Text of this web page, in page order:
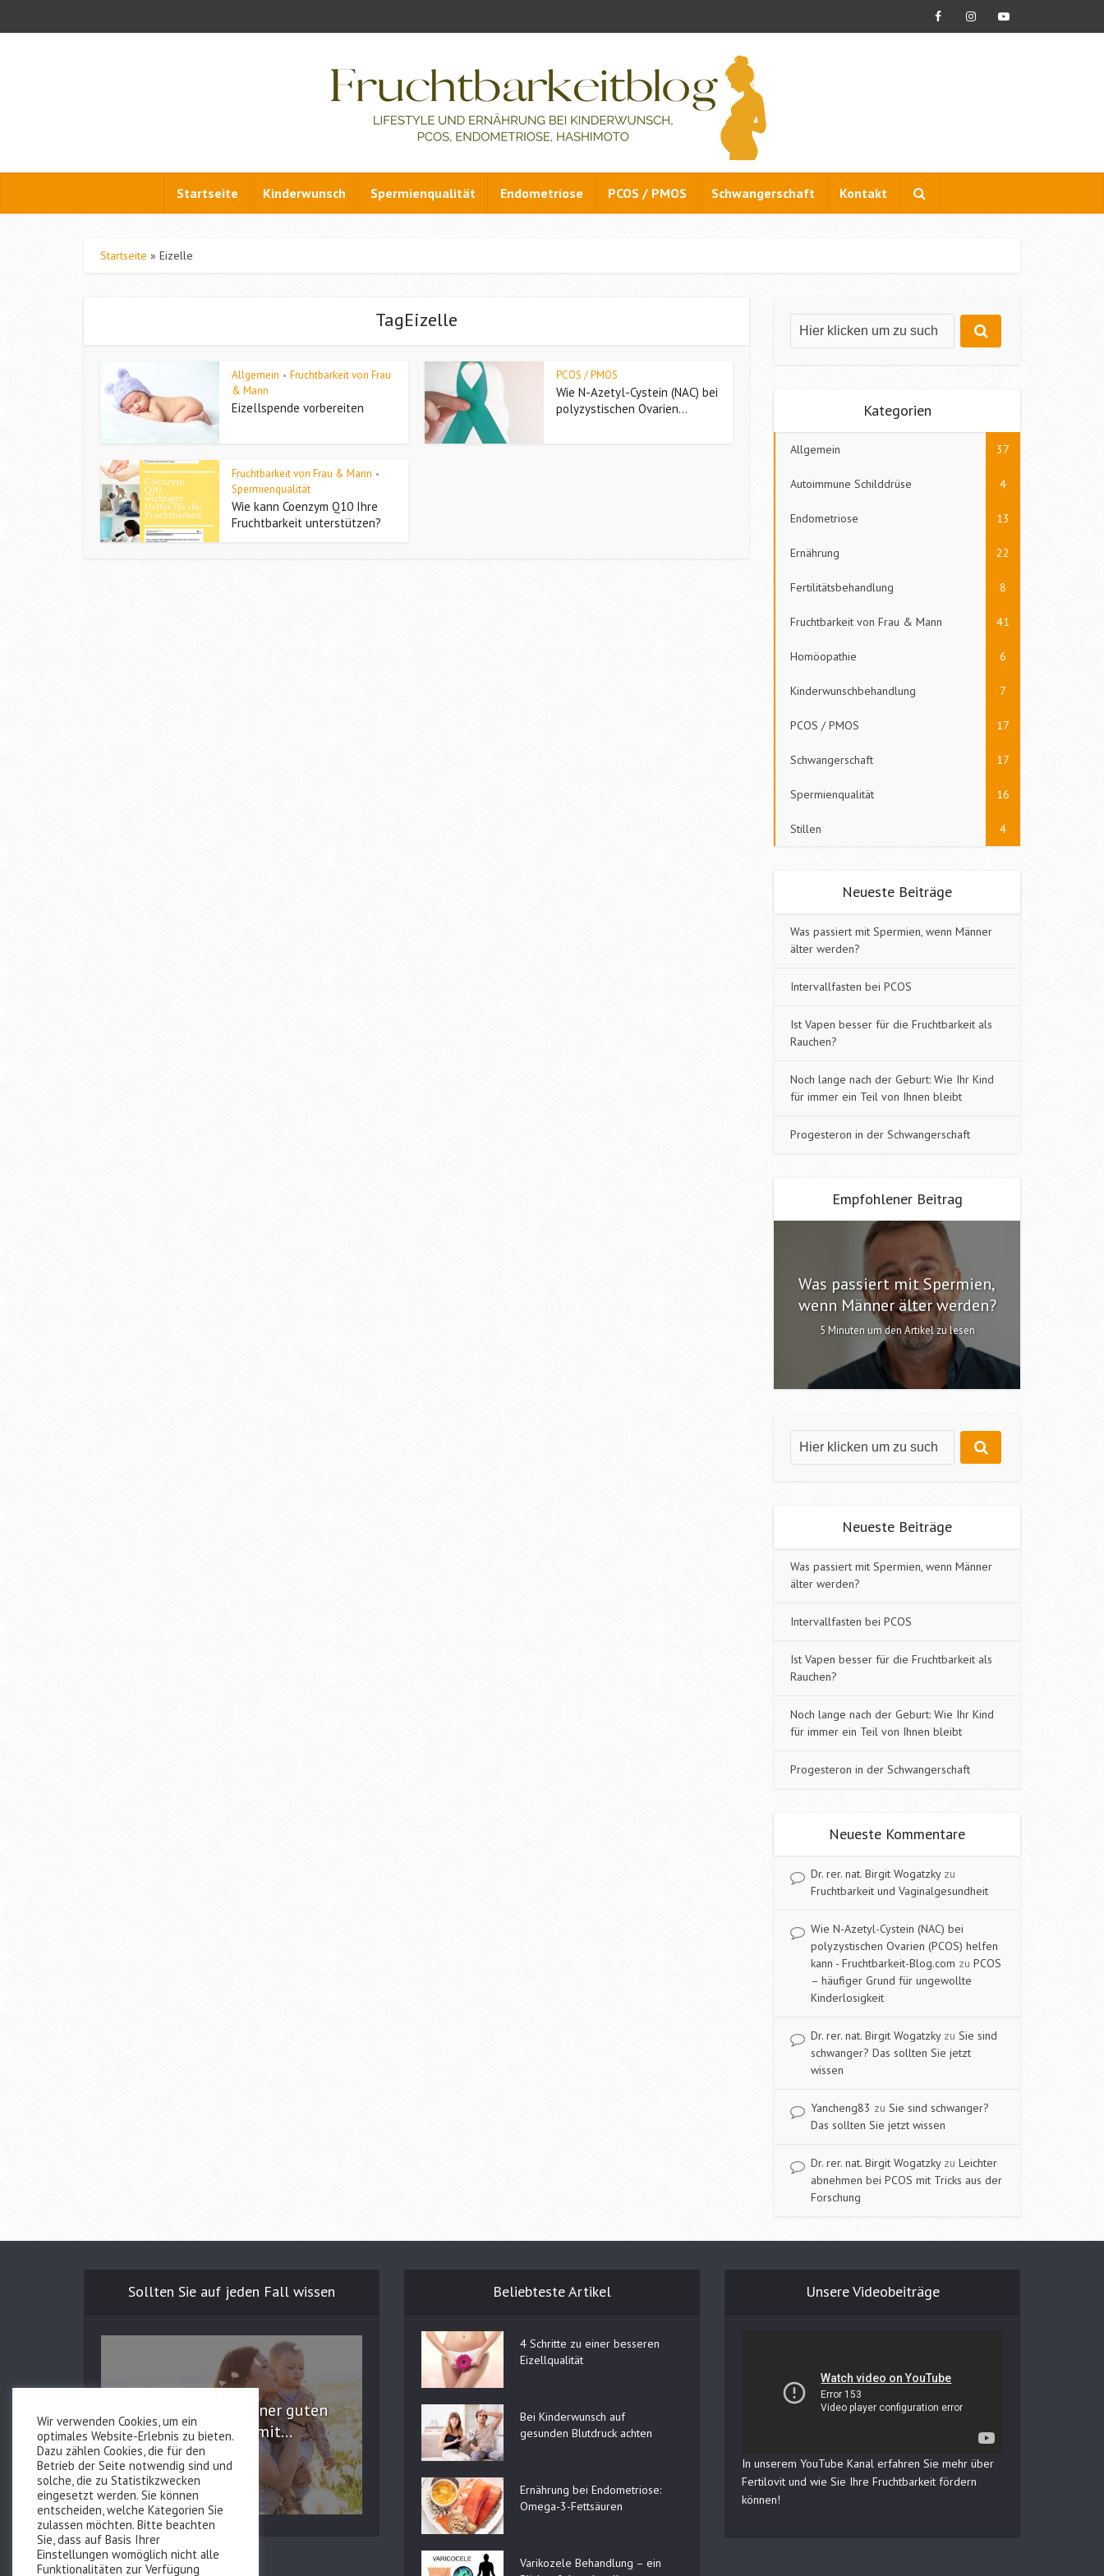
Startseite Kinderwunsch Spermienqualität Endometriose PCOS / PMOS Schwangerschaft Kontakt
Startseite » Eizelle
TagEizelle
Allgemein • Fruchtbarkeit von Frau
& Mann
Eizellspende vorbereiten
PCOS / PMOS
Wie N-Azetyl-Cystein (NAC) bei
polyzystischen Ovarien...
Fruchtbarkeit von Frau & Mann •
Spermienqualität
Wie kann Coenzym Q10 Ihre
Fruchtbarkeit unterstützen?
Kategorien
Allgemein 37
Autoimmune Schilddrüse 4
Endometriose 13
Ernährung 22
Fertilitätsbehandlung 8
Fruchtbarkeit von Frau & Mann 41
Homöopathie 6
Kinderwunschbehandlung 7
PCOS / PMOS 17
Schwangerschaft 17
Spermienqualität 16
Stillen 4
Neueste Beiträge
Was passiert mit Spermien, wenn Männer
älter werden?
Intervallfasten bei PCOS
Ist Vapen besser für die Fruchtbarkeit als
Rauchen?
Noch lange nach der Geburt: Wie Ihr Kind
für immer ein Teil von Ihnen bleibt
Progesteron in der Schwangerschaft
Empfohlener Beitrag
Was passiert mit Spermien,
wenn Männer älter werden?
5 Minuten um den Artikel zu lesen
Neueste Beiträge
Was passiert mit Spermien, wenn Männer
älter werden?
Intervallfasten bei PCOS
Ist Vapen besser für die Fruchtbarkeit als
Rauchen?
Noch lange nach der Geburt: Wie Ihr Kind
für immer ein Teil von Ihnen bleibt
Progesteron in der Schwangerschaft
Neueste Kommentare
Dr. rer. nat. Birgit Wogatzkyzu
Fruchtbarkeit und Vaginalgesundheit
Wie N-Azetyl-Cystein (NAC) bei
polyzystischen Ovarien (PCOS) helfen
kann - Fruchtbarkeit-Blog.com zu PCOS
– häufiger Grund für ungewollte
Kinderlosigkeit
Dr. rer. nat. Birgit Wogatzkyzu Sie sind
schwanger? Das sollten Sie jetzt
wissen
Yancheng83 zu Sie sind schwanger?
Das sollten Sie jetzt wissen
Dr. rer. nat. Birgit Wogatzkyzu Leichter
abnehmen bei PCOS mit Tricks aus der
Forschung
Sollten Sie auf jeden Fall wissen
Die Bedeutung einer guten
Versorgung mit...
Beliebteste Artikel
4 Schritte zu einer besseren
Eizellqualität
Bei Kinderwunsch auf
gesunden Blutdruck achten
Ernährung bei Endometriose:
Omega-3-Fettsäuren
Varikozele Behandlung – ein
Unsere Videobeiträge
In unserem YouTube Kanal erfahren Sie mehr über
Fertilovit und wie Sie Ihre Fruchtbarkeit fördern
können!
Wir verwenden Cookies, um ein
optimales Website-Erlebnis zu bieten.
Dazu zählen Cookies, die für den
Betrieb der Seite notwendig sind und
solche, die zu Statistikzwecken
eingesetzt werden. Sie können
entscheiden, welche Kategorien Sie
zulassen möchten. Bitte beachten
Sie, dass auf Basis Ihrer
Einstellungen womöglich nicht alle
Funktionalitäten zur Verfügung